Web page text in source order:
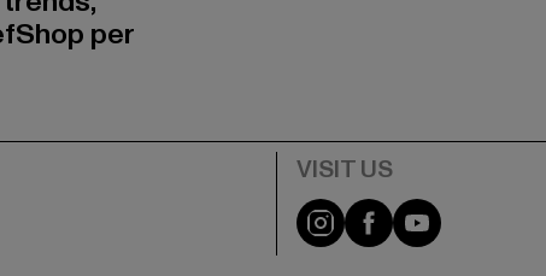
per
Visit our Instagram
Visit ourVisit our